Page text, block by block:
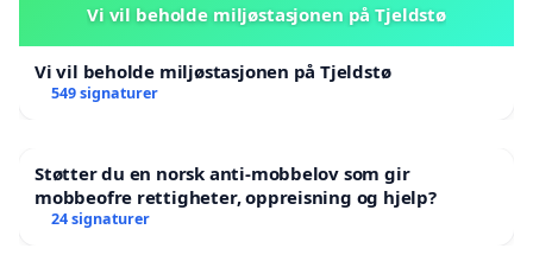
Vi vil beholde miljøstasjonen på Tjeldstø
Vi vil beholde miljøstasjonen på Tjeldstø
549 signaturer
Støtter du en norsk anti-mobbelov som gir
mobbeofre rettigheter, oppreisning og hjelp?
24 signaturer